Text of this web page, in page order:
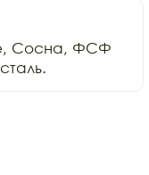
Сосна, ФСФ